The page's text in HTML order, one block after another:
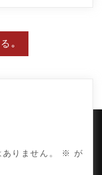
｡
りません。 ※
が